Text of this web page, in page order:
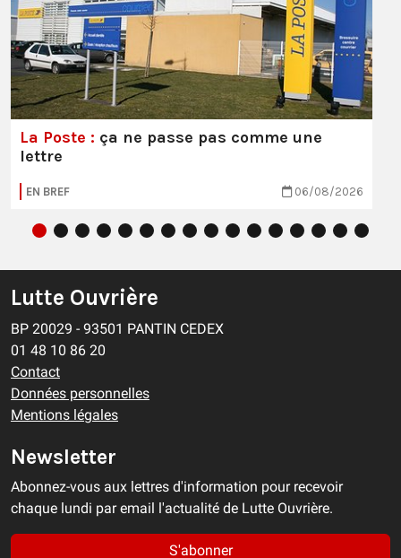
La Poste : ça ne passe pas comme une
lettre
EN BREF 06/08/2026
Lutte Ouvrière
BP 20029 - 93501 PANTIN CEDEX
01 48 10 86 20
Contact
Données personnelles
Mentions légales
Newsletter
Abonnez-vous aux lettres d'information pour recevoir
chaque lundi par email l'actualité de Lutte Ouvrière.
S'abonner